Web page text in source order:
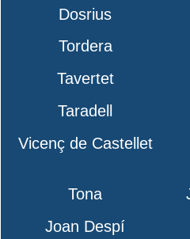
Dosrius
Tordera
Tavertet
Taradell
Vicenç de Castellet
Tona
Joan Despí